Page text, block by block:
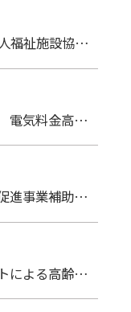
令和4年度 一般社団法人 栃木県老人福祉施設協議会表彰式 開催報告
【栃木県より】中小企業者等向け 電気料金高騰等に伴う緊急支援事業について
【栃木県より】脱炭素社会づくり促進事業補助金について
【栃木県より】抗原定性検査キットによる高齢者施設等の職員に対する集中的検査の実施について（宇都宮市を除く）